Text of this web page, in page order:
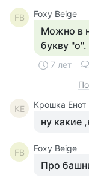
FB Foxy Beige
Можно в
букву "о".
7 лет
КЕ Крошка Енот
ну какие
FB Foxy Beige
Про